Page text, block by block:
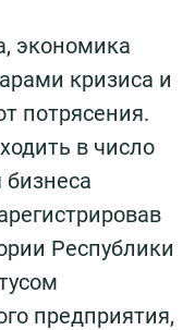
экономика
кризиса и
потрясения.
в число
Республики
предприятия,